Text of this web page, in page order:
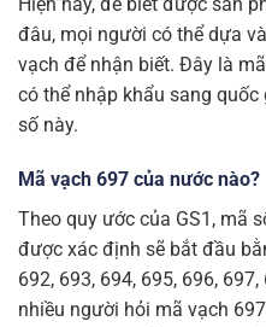
đâu, mọi người có thể dựa
vạch để nhận biết. Đây là
có thể nhập khẩu sang
số này.
Mã vạch 697 của nước nào?
Theo quy ước của GS1, mã
được xác định sẽ bắt đầu
692, 693, 694, 695, 696,
nhiều người hỏi mã vạch